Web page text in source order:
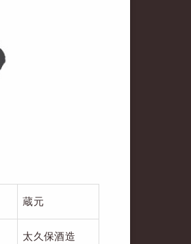
蔵元
太久保酒造